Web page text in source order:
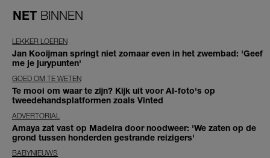
NET BINNEN
LEKKER LOEREN
Jan Kooijman springt niet zomaar even in het zwembad: 'Geef
me je jurypunten'
GOED OM TE WETEN
Te mooi om waar te zijn? Kijk uit voor AI-foto's op
tweedehandsplatformen zoals Vinted
ADVERTORIAL
Amaya zat vast op Madeira door noodweer: 'We zaten op de
grond tussen honderden gestrande reizigers'
BABYNIEUWS